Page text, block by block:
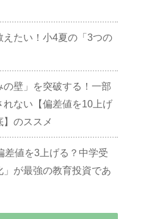
えたい！小4夏の「3つの
の壁」を突破する！一部
れない【偏差値を10上げ
】のススメ
差値を3上げる？中学受
が最強の教育投資であ